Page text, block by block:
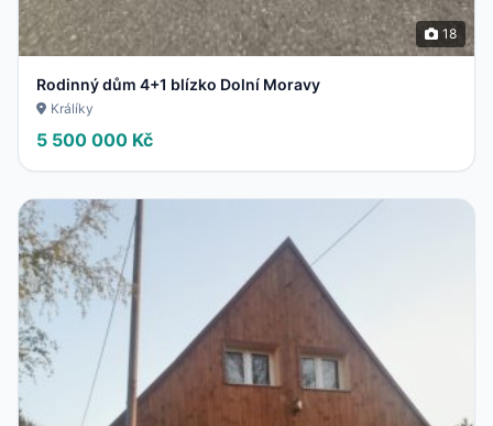
18
Rodinný dům 4+1 blízko Dolní Moravy
Králíky
5 500 000 Kč